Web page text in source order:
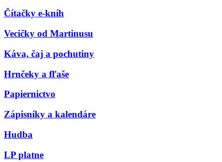
Čítačky e-kníh
Vecičky od Martinusu
Káva, čaj a pochutiny
Hrnčeky a fľaše
Papiernictvo
Zápisníky a kalendáre
Hudba
LP platne